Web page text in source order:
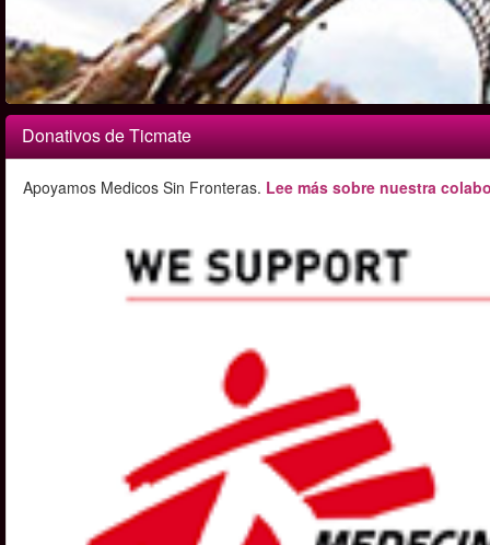
Donativos de Ticmate
Apoyamos Medicos Sin Fronteras. Lee más sobre nuestra